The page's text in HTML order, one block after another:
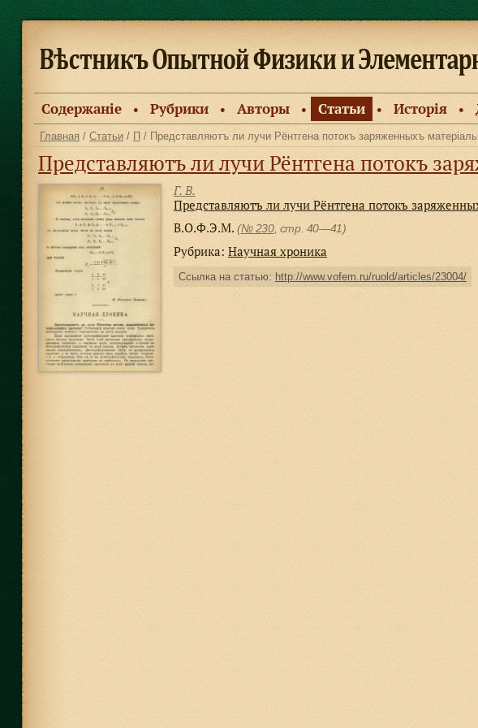
Содержанiе ● Рубрики ● Авторы ● Статьи ● Исторiя ●
Главная / Статьи / П / Представляютъ ли лучи Рёнтгена потокъ заряженныхъ
Представляютъ ли лучи Рёнтгена потокъ
Г. В.
Представляютъ ли лучи Рёнтгена потокъ
В.О.Ф.Э.М. (№ 230, стр. 40—41)
Рубрика: Научная хроника
Ссылка на статью: http://www.vofem.ru/ruold/articles/23004/